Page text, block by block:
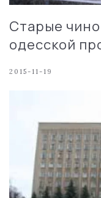
Старые
одесской
2015-11-19